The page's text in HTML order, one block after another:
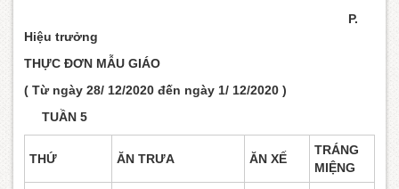
P.
Hiệu trưởng
THỰC ĐƠN MẪU GIÁO
( Từ ngày 28/ 12/2020 đến ngày 1/ 12/2020 )
TUẦN 5
THỨ ĂN TRƯA ĂN XẾ
TRÁNG
MIỆNG